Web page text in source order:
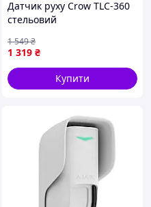
Датчик руху Crow TLC-360
стельовий
1 319 ₴
1 549₴
Купити